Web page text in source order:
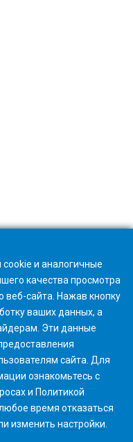
и аналогичные
качества просмотра
веб-сайта. Нажав кнопку
ваших данных, а
Эти данные
сайта. Для
ознакомьтесь с
и Политикой
время отказаться
изменить настройки